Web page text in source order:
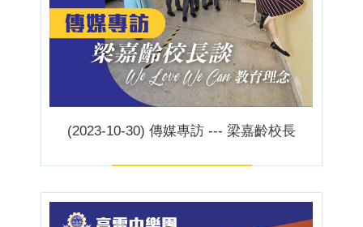
(2023-10-30) 傳媒專訪 --- 梁嘉齡校長